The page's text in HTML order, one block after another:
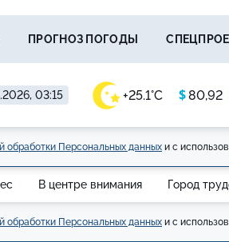
03:15 +25.1°C $80,92
ПРОГНОЗ ПОГОДЫ
обработки Персональных данных и с
В центре внимания Город
обработки Персональных данных и с